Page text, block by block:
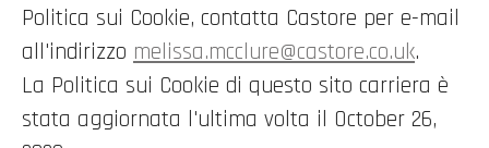
Politica sui Cookie, contatta Castore per e-mail
all'indirizzo melissa.mcclure@castore.co.uk.
La Politica sui Cookie di questo sito carriera è
stata aggiornata l'ultima volta il October 26,